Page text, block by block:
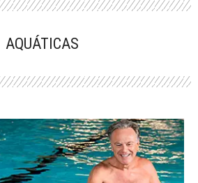
AQUÁTICAS